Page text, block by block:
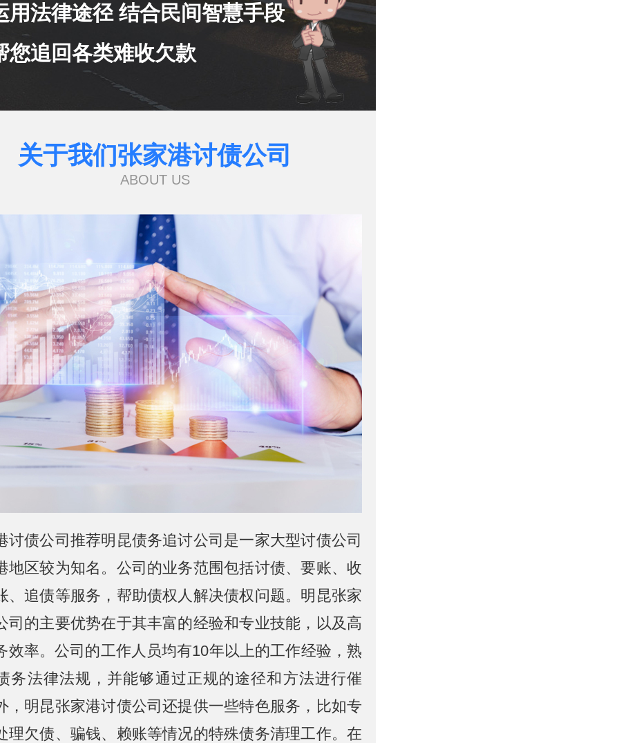
用法律途径 结合民间智慧手段
您追回各类难收欠款
关于我们张家港讨债公司
ABOUT US
讨债公司推荐明昆债务追讨公司是一家大型讨债公司
地区较为知名。公司的业务范围包括讨债、要账、收
、追债等服务，帮助债权人解决债权问题。明昆张家
司的主要优势在于其丰富的经验和专业技能，以及高
效率。公司的工作人员均有10年以上的工作经验，熟
务法律法规，并能够通过正规的途径和方法进行催
，明昆张家港讨债公司还提供一些特色服务，比如专
理欠债、骗钱、赖账等情况的特殊债务清理工作。在